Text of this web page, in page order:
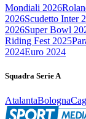
Mondiali 2026
2026Scudetto Inter
2026Super Bowl
Riding Fest 2025
2024Euro 2024
Squadra Serie A
AtalantaBologna